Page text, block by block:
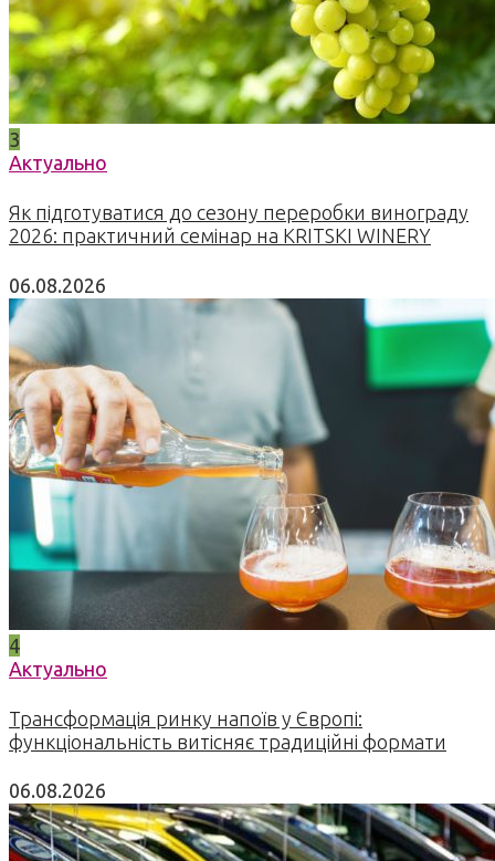
3
Актуально
Як підготуватися до сезону переробки винограду
2026: практичний семінар на KRITSKI WINERY
06.08.2026
4
Актуально
Трансформація ринку напоїв у Європі:
функціональність витісняє традиційні формати
06.08.2026